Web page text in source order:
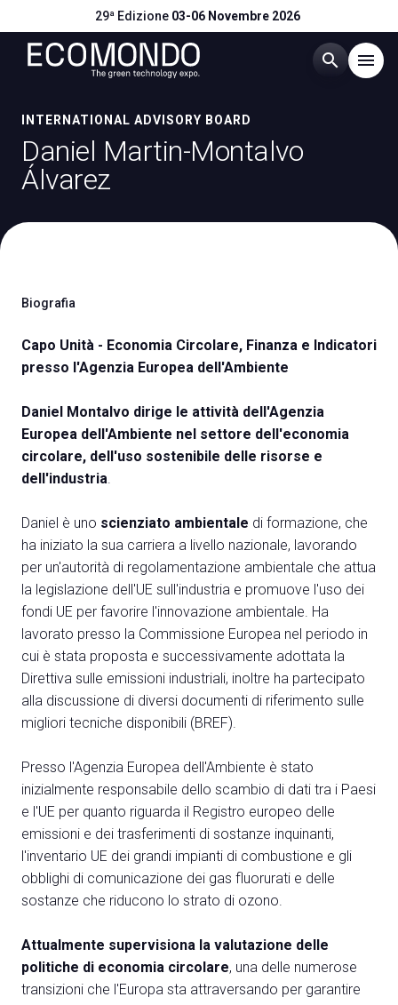
29ª Edizione 03-06 Novembre 2026
search menu
Menù
Visitare
Eventi
Catalogo Espositori arrow_right
Media
Treno, aereo o auto? Scopri tutti i modi per
raggiungere la Fiera di Rimini
SCOPRI COME ARRIVARE
CLICCA QUI arrow_circle_right
Accedi alla sezione Come arrivare
AREA RISERVATA VISITATORI
person
INTERNATIONAL ADVISORY BOARD
Daniel Martin-Montalvo
Álvarez
Biografia
Capo Unità - Economia Circolare, Finanza e Indicatori
presso l'Agenzia Europea dell'Ambiente
Daniel Montalvo dirige le attività dell'Agenzia
Europea dell'Ambiente nel settore dell'economia
circolare, dell'uso sostenibile delle risorse e
dell'industria.
Daniel è uno scienziato ambientale di formazione, che
ha iniziato la sua carriera a livello nazionale, lavorando
per un'autorità di regolamentazione ambientale che attua
la legislazione dell'UE sull'industria e promuove l'uso dei
fondi UE per favorire l'innovazione ambientale. Ha
lavorato presso la Commissione Europea nel periodo in
cui è stata proposta e successivamente adottata la
Direttiva sulle emissioni industriali, inoltre ha partecipato
alla discussione di diversi documenti di riferimento sulle
migliori tecniche disponibili (BREF).
Presso l'Agenzia Europea dell'Ambiente è stato
inizialmente responsabile dello scambio di dati tra i Paesi
e l'UE per quanto riguarda il Registro europeo delle
emissioni e dei trasferimenti di sostanze inquinanti,
l'inventario UE dei grandi impianti di combustione e gli
obblighi di comunicazione dei gas fluorurati e delle
sostanze che riducono lo strato di ozono.
Attualmente supervisiona la valutazione delle
politiche di economia circolare, una delle numerose
transizioni che l'Europa sta attraversando per garantire